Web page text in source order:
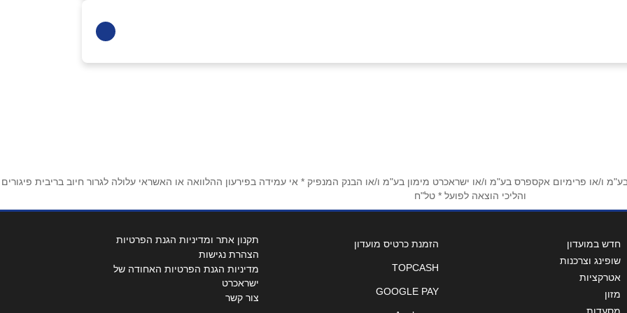
עקיבא נהריה מעלות
שאן קריית גת ערד
1-700-50-60-70
אשדוד נצרת
ו/או פרימיום אקספרס בע"מ ו/או ישראכרט מימון בע"מ ו/או הבנק המנפיק * אי עמידה בפירעון ההלוואה או האשראי עלולה לגרור חיוב בריבית פיגורים
והליכי הוצאה לפועל * טל"ח
חדש במועדון
שופינג וצרכנות
אטרקציות
מזון
הזמנת כרטיס מועדון
TOPCASH
GOOGLE PAY
תקנון אתר ומדיניות הגנת הפרטיות
הצהרת נגישות
מדיניות הגנת הפרטיות האחודה של
ישראכרט
צור קשר